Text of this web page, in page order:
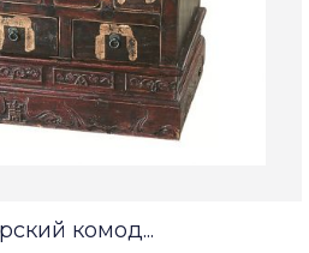
комод...